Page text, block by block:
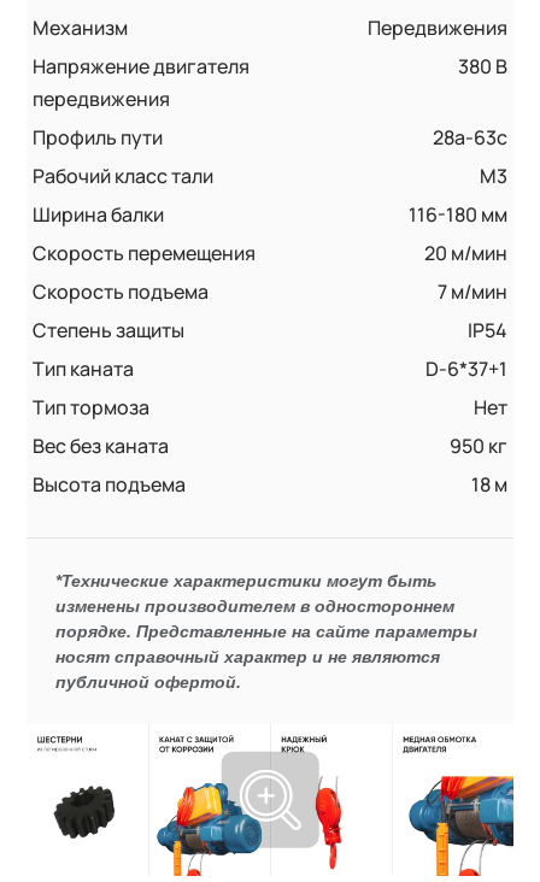
Механизм
Передвижения
Напряжение двигателя
передвижения
380 В
Профиль пути
28a-63c
Рабочий класс тали
М3
Ширина балки
116-180 мм
Скорость перемещения
20 м/мин
Скорость подъема
7 м/мин
Степень защиты
IP54
Тип каната
D-6*37+1
Тип тормоза
Нет
Вес без каната
950 кг
Высота подъема
18 м
*Технические характеристики могут быть
изменены производителем в одностороннем
порядке. Представленные на сайте параметры
носят справочный характер и не являются
публичной офертой.